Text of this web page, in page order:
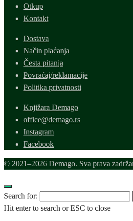
Otkup
Kontakt
Dostava
Način plaćanja
Česta pitanja
Povraćaj/reklamacije
Politika privatnosti
Knjižara Demago
office@demago.rs
Instagram
Facebook
© 2021–2026 Demago. Sva prava
Search for:
Hit enter to search or ESC to close